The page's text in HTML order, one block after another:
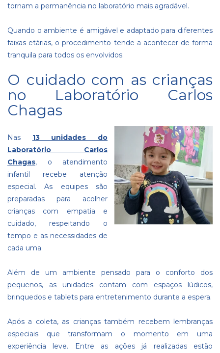
tornam a permanência no laboratório mais agradável.
Quando o ambiente é amigável e adaptado para diferentes
faixas etárias, o procedimento tende a acontecer de forma
tranquila para todos os envolvidos.
O cuidado com as crianças
no Laboratório Carlos
Chagas
Nas 13 unidades do
Laboratório Carlos
Chagas, o atendimento
infantil recebe atenção
especial. As equipes são
preparadas para acolher
crianças com empatia e
cuidado, respeitando o
tempo e as necessidades de
cada uma.
Além de um ambiente pensado para o conforto dos
pequenos, as unidades contam com espaços lúdicos,
brinquedos e tablets para entretenimento durante a espera.
Após a coleta, as crianças também recebem lembranças
especiais que transformam o momento em uma
experiência leve. Entre as ações já realizadas estão